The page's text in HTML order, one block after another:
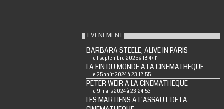
EVENEMENT
BARBARA STEELE, ALIVE IN PARIS
le 1 septembre 2025 à 18:47:11
LA FIN DU MONDE A LA CINEMATHEQUE
le 25 août 2024 à 23:18:55
PETER WEIR A LA CINEMATHEQUE
le 9 mars 2024 à 23:24:53
LES MARTIENS A L'ASSAUT DE LA